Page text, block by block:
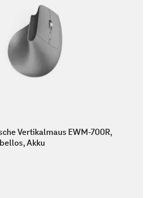
Vertikalmaus EWM-700R,
Akku